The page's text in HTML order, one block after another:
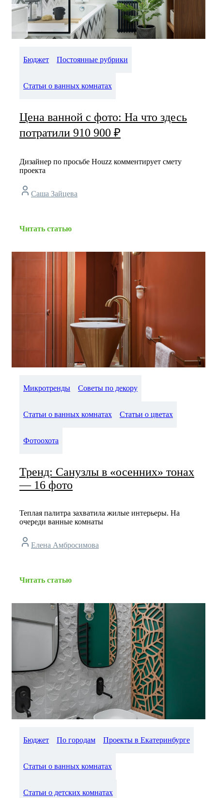
Бюджет Постоянные рубрики
Статьи о ванных комнатах
Цена ванной с фото: На что здесь
потратили 910 900 ₽
Дизайнер по просьбе Houzz комментирует смету
проекта
Саша Зайцева
Читать статью
Микротренды Советы по декору
Статьи о ванных комнатах Статьи о цветах
Фотоохота
Тренд: Санузлы в «осенних» тонах
— 16 фото
Теплая палитра захватила жилые интерьеры. На
очереди ванные комнаты
Елена Амбросимова
Читать статью
Бюджет По городам Проекты в Екатеринбурге
Статьи о ванных комнатах
Статьи о детских комнатах